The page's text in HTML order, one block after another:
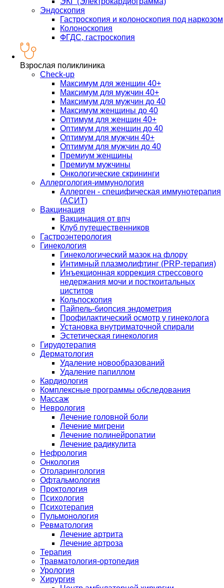
Эндоскопия
Гастроскопия и колоноскопия под наркозом
Колоноскопия
ФГДС, гастроскопия
Взрослая поликлиника
Check-up
Максимум для женщин 40+
Максимум для мужчин 40+
Максимум для мужчин до 40
Максимум женщины до 40
Оптимум для женщин 40+
Оптимум для женщин до 40
Оптимум для мужчин 40+
Оптимум для мужчин до 40
Премиум женщины
Премиум мужчины
Онкологические скрининги
Аллергология-иммунология
Аллерген - специфическая иммунотерапия
(АСИТ)
Вакцинация
Вакцинация от впч
Клуб путешественников
Гастроэнтерология
Гинекология
Гинекологический мазок на флору
Интимный плазмолифтинг (PRP-терапия)
Инъекционная коррекция стрессового
недержания мочи и посткоитальных
циститов
Кольпоскопия
Пайпель-биопсия эндометрия
Профилактический осмотр у гинеколога
Установка внутриматочной спирали
Эстетическая гинекология
Гирудотерапия
Дерматология
Удаление новообразований
Удаление папиллом
Кардиология
Комплексные программы обследования
Массаж
Неврология
Лечение головной боли
Лечение мигрени
Лечение полинейропатии
Лечение радикулита
Нефрология
Онкология
Отоларингология
Офтальмология
Проктология
Психология
Психотерапия
Пульмонология
Ревматология
Лечение артрита
Лечение артроза
Терапия
Травматология-ортопедия
Урология
Хирургия